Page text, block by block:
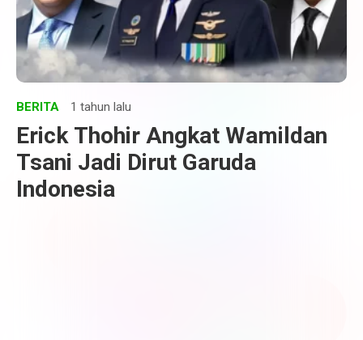
BERITA 1 tahun lalu
Erick Thohir Angkat Wamildan
Tsani Jadi Dirut Garuda
Indonesia